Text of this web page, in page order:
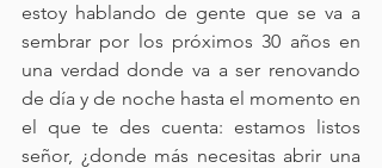
estoy hablando de gente que se va a
sembrar por los próximos 30 años en
una verdad donde va a ser renovando
de día y de noche hasta el momento en
el que te des cuenta: estamos listos
señor, ¿donde más necesitas abrir una